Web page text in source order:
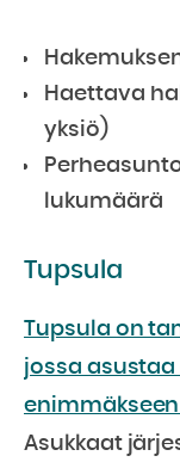
Haettava
yksiö)
lukumäärä
Tupsula
Tupsula on
jossa
Asukkaat